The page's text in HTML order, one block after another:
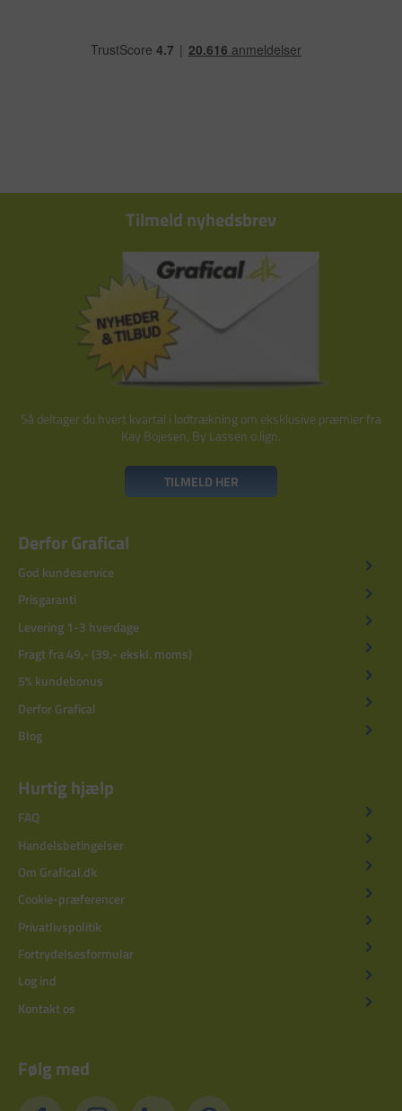
Tilmeld nyhedsbrev
Så deltager du hvert kvartal i lodtrækning om eksklusive præmier fra
Kay Bojesen, By Lassen o.lign.
TILMELD HER
Derfor Grafical
God kundeservice
Prisgaranti
Levering 1-3 hverdage
Fragt fra 49,- (39,- ekskl. moms)
5% kundebonus
Derfor Grafical
Blog
Hurtig hjælp
FAQ
Handelsbetingelser
Om Grafical.dk
Cookie-præferencer
Privatlivspolitik
Fortrydelsesformular
Log ind
Kontakt os
Følg med